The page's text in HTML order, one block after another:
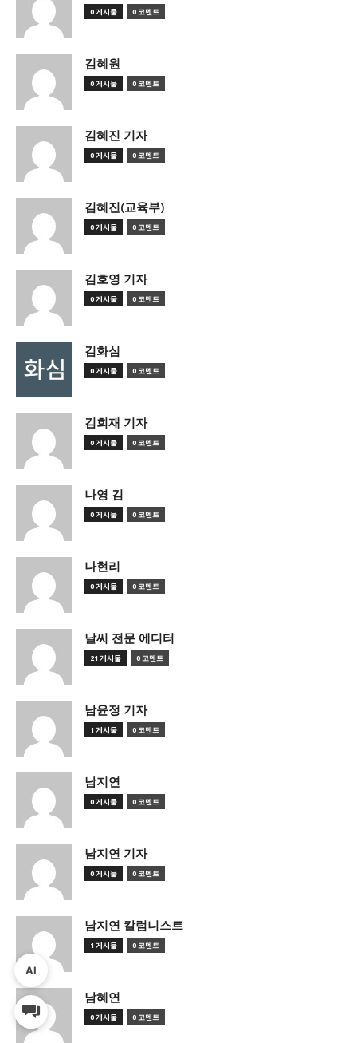
0 게시물 0 코멘트
김혜원
0 게시물 0 코멘트
김혜진 기자
0 게시물 0 코멘트
김혜진(교육부)
0 게시물 0 코멘트
김호영 기자
0 게시물 0 코멘트
김화심
0 게시물 0 코멘트
김회재 기자
0 게시물 0 코멘트
나영 김
0 게시물 0 코멘트
나현리
0 게시물 0 코멘트
날씨 전문 에디터
21 게시물 0 코멘트
남윤정 기자
1 게시물 0 코멘트
남지연
0 게시물 0 코멘트
남지연 기자
0 게시물 0 코멘트
남지연 칼럼니스트
1 게시물 0 코멘트
남혜연
0 게시물 0 코멘트
AI